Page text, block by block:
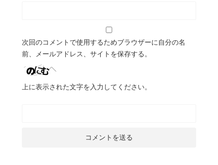
次回のコメントで使用するためブラウザーに自分の名
前、メールアドレス、サイトを保存する。
上に表示された文字を入力してください。